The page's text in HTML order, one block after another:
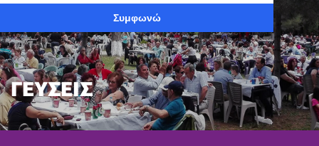
Συμφωνώ
ΓΕΥΣΕΙΣ